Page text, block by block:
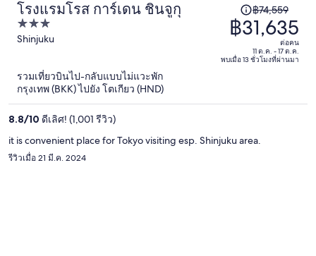
โรงแรมโรส การ์เดน ชินจูกุ
3
out
Shinjuku
ราคา
เดิม
฿74,559
฿31,635
฿74,559
฿31,635
ต่อคน
11 ต.ค. - 17 ต.ค.
พบเมื่อ 13 ชั่วโมงที่ผ่านมา
รวมเที่ยวบินไป-กลับแบบไม่แวะพัก
กรุงเทพ (BKK) ไปยัง โตเกียว (HND)
8.8/10 ดีเลิศ! (1,001 รีวิว)
it is convenient place for Tokyo visiting esp. Shinjuku area.
รีวิวเมื่อ 21 มี.ค. 2024